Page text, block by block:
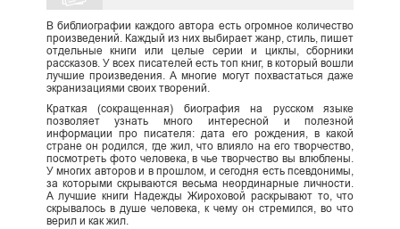
В библиографии каждого автора есть огромное количество
произведений. Каждый из них выбирает жанр, стиль, пишет
отдельные книги или целые серии и циклы, сборники
рассказов. У всех писателей есть топ книг, в который вошли
лучшие произведения. А многие могут похвастаться даже
экранизациями своих творений.
Краткая (сокращенная) биография на русском языке
позволяет узнать много интересной и полезной
информации про писателя: дата его рождения, в какой
стране он родился, где жил, что влияло на его творчество,
посмотреть фото человека, в чье творчество вы влюблены.
У многих авторов и в прошлом, и сегодня есть псевдонимы,
за которыми скрываются весьма неординарные личности.
А лучшие книги Надежды Жироховой раскрывают то, что
скрывалось в душе человека, к чему он стремился, во что
верил и как жил.